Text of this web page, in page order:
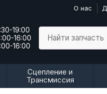
О нас
19:00
16:00
16:00
Найти запчасть
Сцепление и
Трансмиссия